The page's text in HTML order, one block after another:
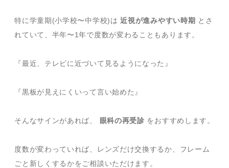
特に学童期(小学校〜中学校)は近視が進みやすい時期 とさ
れていて、半年〜1年で度数が変わることもあります。
『最近、テレビに近づいて見るようになった』
『黒板が見えにくいって言い始めた』
そんなサインがあれば、 眼科の再受診 をおすすめします。
度数が変わっていれば、レンズだけ交換するか、フレーム
ごと新しくするかをご相談いただけます。